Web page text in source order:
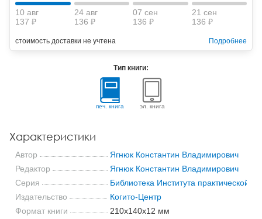
10 авг
137 ₽
24 авг
136 ₽
07 сен
136 ₽
21 сен
136 ₽
стоимость доставки не учтена Подробнее
Тип книги:
печ. книга эл. книга
Характеристики
Автор
Ягнюк Константин Владимирович
Редактор
Ягнюк Константин Владимирович
Серия
Библиотека Института практической
Издательство
Когито-Центр
Формат книги
210x140x12 мм